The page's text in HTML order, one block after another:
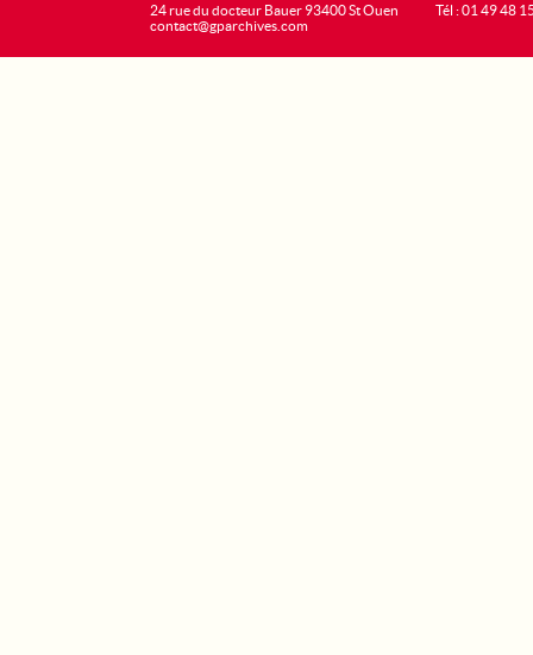
24 rue du docteur Bauer 93400 St Ouen
contact@gparchives.com
Tél : 01 49 48